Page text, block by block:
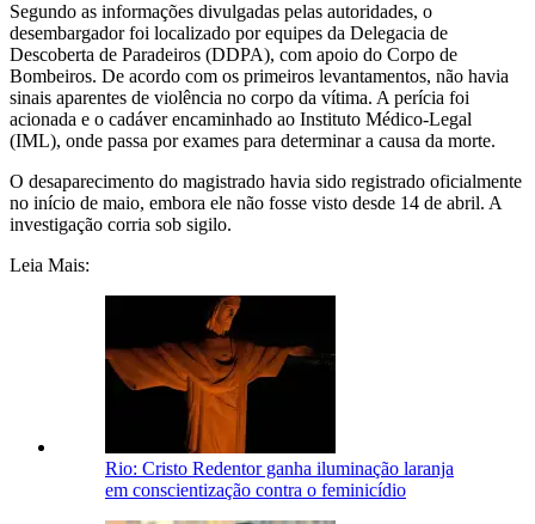
Segundo as informações divulgadas pelas autoridades, o
desembargador foi localizado por equipes da Delegacia de
Descoberta de Paradeiros (DDPA), com apoio do Corpo de
Bombeiros. De acordo com os primeiros levantamentos, não havia
sinais aparentes de violência no corpo da vítima. A perícia foi
acionada e o cadáver encaminhado ao Instituto Médico-Legal
(IML), onde passa por exames para determinar a causa da morte.
O desaparecimento do magistrado havia sido registrado oficialmente
no início de maio, embora ele não fosse visto desde 14 de abril. A
investigação corria sob sigilo.
Leia Mais:
Rio: Cristo Redentor ganha iluminação laranja
em conscientização contra o feminicídio